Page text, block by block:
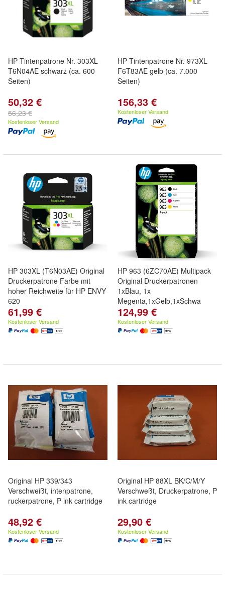
HP Tintenpatrone Nr. 303XL
T6N04AE schwarz (ca. 600
Seiten)
50,32 €
56,23 €
Kostenloser Versand
HP Tintenpatrone Nr. 973XL
F6T83AE gelb (ca. 7.000
Seiten)
156,33 €
Kostenloser Versand
HP 303XL (T6N03AE) Original
Druckerpatrone Farbe mit
hoher Reichweite für HP ENVY
620
61,99 €
Kostenloser Versand
HP 963 (6ZC70AE) Multipack
Original Druckerpatronen
1xBlau, 1x
Megenta,1xGelb,1xSchwa
124,99 €
Kostenloser Versand
Original HP 339/343
Verschweißt, intenpatrone,
ruckerpatrone, P ink cartridge
48,92 €
Kostenloser Versand
Original HP 88XL BK/C/M/Y
Verschweßt, Druckerpatrone, P
ink cartridge
29,90 €
Kostenloser Versand